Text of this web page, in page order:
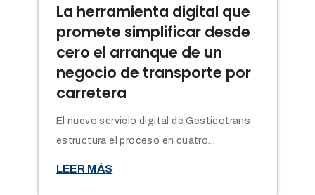
La herramienta digital que
promete simplificar desde
cero el arranque de un
negocio de transporte por
carretera
El nuevo servicio digital de Gesticotrans
estructura el proceso en cuatro...
LEER MÁS